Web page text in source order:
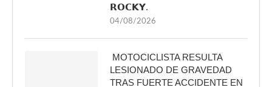
𝗥𝗢𝗖𝗞𝗬.
04/08/2026
MOTOCICLISTA RESULTA
LESIONADO DE GRAVEDAD
TRAS FUERTE ACCIDENTE EN